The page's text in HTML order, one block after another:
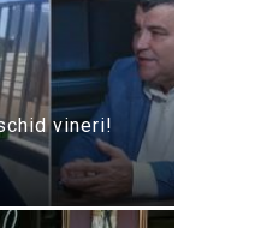
vineri!